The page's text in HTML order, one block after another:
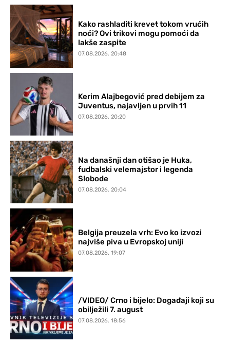
Kako rashladiti krevet tokom vrućih
noći? Ovi trikovi mogu pomoći da
lakše zaspite
07.08.2026. 20:48
Kerim Alajbegović pred debijem za
Juventus, najavljen u prvih 11
07.08.2026. 20:20
Na današnji dan otišao je Huka,
fudbalski velemajstor i legenda
Slobode
07.08.2026. 20:04
Belgija preuzela vrh: Evo ko izvozi
najviše piva u Evropskoj uniji
07.08.2026. 19:07
/VIDEO/ Crno i bijelo: Događaji koji su
obilježili 7. august
07.08.2026. 18:56